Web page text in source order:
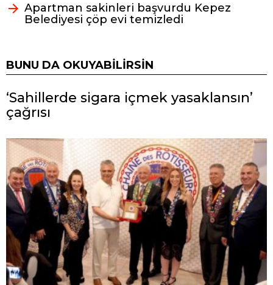
Apartman sakinleri başvurdu Kepez
Belediyesi çöp evi temizledi
BUNU DA OKUYABILIRSIN
‘Sahillerde sigara içmek yasaklansın’
çağrısı